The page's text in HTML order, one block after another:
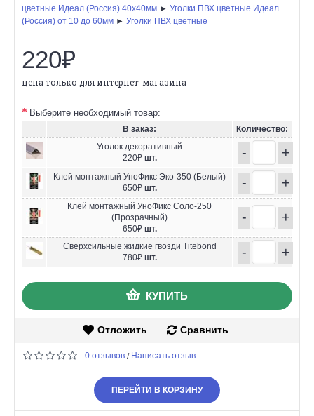
цветные Идеал (Россия) 40х40мм ► Уголки ПВХ цветные Идеал
(Россия) от 10 до 60мм ► Уголки ПВХ цветные
220₽
цена только для интернет-магазина
Выберите необходимый товар:
В заказ:
Количество:
Уголок декоративный
220₽ шт. - +
Клей монтажный УноФикс Эко-350 (Белый)
650₽ шт. - +
Клей монтажный УноФикс Соло-250
(Прозрачный)
650₽ шт.
- +
Сверхсильные жидкие гвозди Titebond
780₽ шт. - +
КУПИТЬ
Отложить Сравнить
0 отзывов / Написать отзыв
ПЕРЕЙТИ В КОРЗИНУ